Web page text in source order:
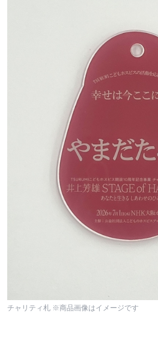
チャリティ札 ※商品画像はイメージです